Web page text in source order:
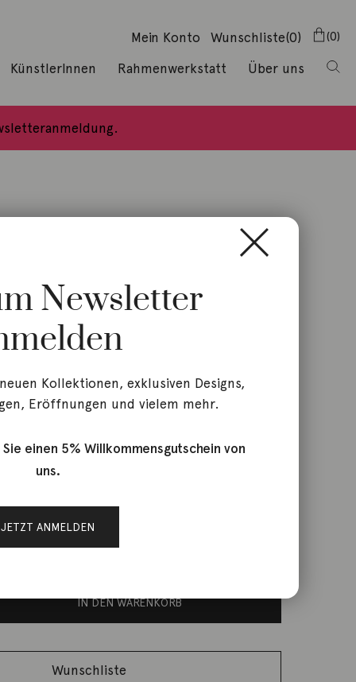
Mein Konto (0)
Wunschliste 0
KünstlerInnen Rahmenwerkstatt Über uns
IN DEN WARENKORB
Wunschliste
Newsletter
Kollektionen, exklusiven Designs,
Eröffnungen und vielem mehr.
einen 5% Willkommensgutschein von
uns.
JETZT ANMELDEN